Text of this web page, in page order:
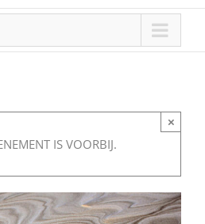
IS VOORBIJ.
×